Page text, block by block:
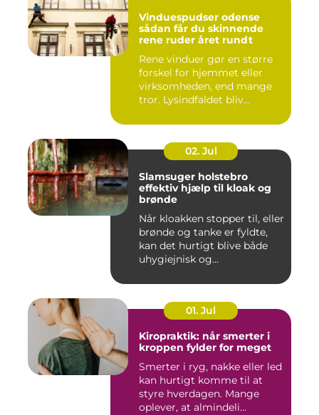
Vinduespudser odense
sådan får du skinnende
rene ruder året rundt
Rene vinduer gør en større
forskel for hjemmet eller
virksomheden, end mange
tror. Lysindfaldet bliv...
02. Jul
Slamsuger holstebro
effektiv hjælp til kloak og
brønde
Når kloakken stopper til, eller
brønde og tanke er fyldte,
kan det hurtigt blive både
uhygiejnisk og...
01. Jul
Kiropraktik: når smerter i
kroppen fylder for meget
Smerter i ryg, nakke eller led
kan hurtigt komme til at
styre hverdagen. Mange
oplever, at almindeli...